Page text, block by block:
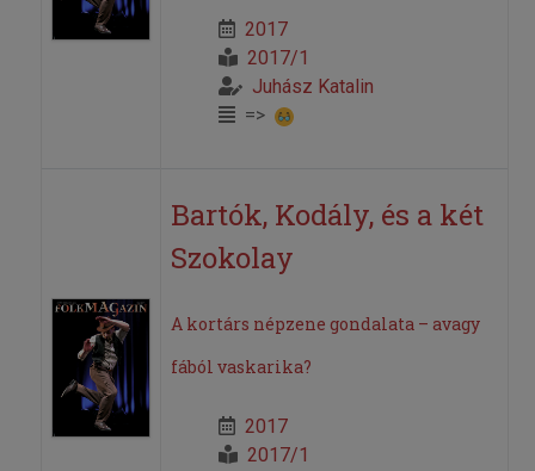
2017
2017/1
Juhász Katalin
=>
Bartók, Kodály, és a két
Szokolay
A kortárs népzene gondalata – avagy
fából vaskarika?
2017
2017/1